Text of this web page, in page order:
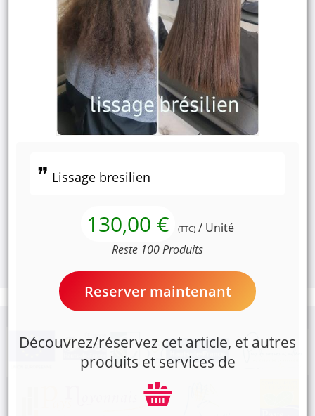
Lissage bresilien
130,00 € (TTC) / Unité
Reste 100 Produits
Reserver maintenant
Découvrez/réservez cet article, et autres
produits et services de